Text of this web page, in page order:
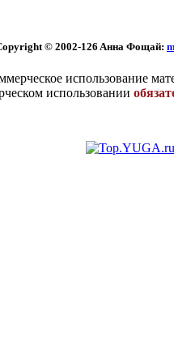
© 2002-126 Aннa Фoщaй:
использование
использовании